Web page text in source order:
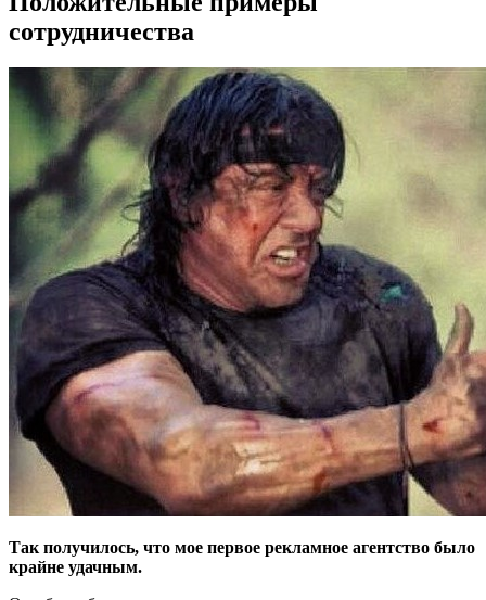
сотрудничества
Так получилось, что мое первое рекламное агентство было
крайне удачным.